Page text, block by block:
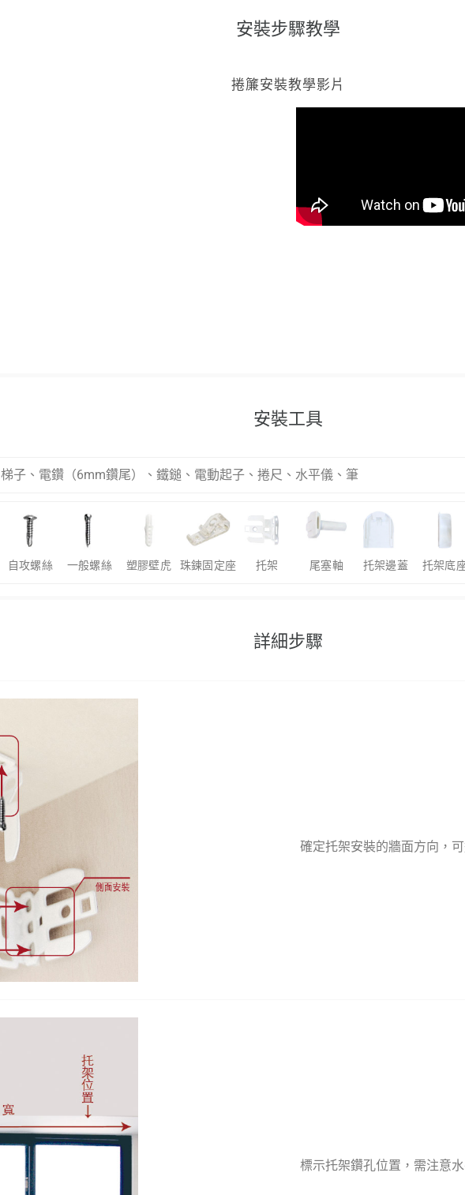
安裝步驟教學
捲簾安裝教學影片
安裝工具
梯子、電鑽（6mm鑽尾）、鐵鎚、電動起子、捲尺、水平儀、筆
自攻螺絲 一般螺絲 塑膠壁虎 珠鍊固定座 托架 尾塞軸 托架邊蓋 托架底
詳細步驟
確定托架安裝的牆面方向，
標示托架鑽孔位置，需注意